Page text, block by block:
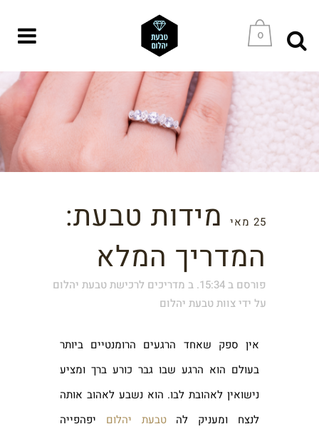
0
25 מאי
מידות טבעת:
המדריך המלא
פורסם ב 15:34. ב מדריכים לרכישת טבעת יהלום
על ידיצוות טבעת יהלום
אין ספק שאחד הרגעים הרומנטיים ביותר
בעולם הוא הרגע שבו גבר כורע ברך ומציע
נישואין לאהובת לבו. הוא נשבע לאהוב אותה
לנצח ומעניק להטבעת יהלום יפהפייה